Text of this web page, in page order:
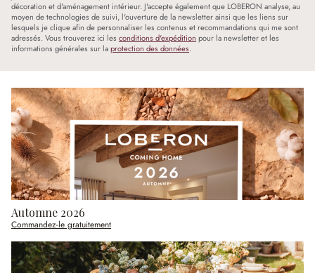
décoration et d'aménagement intérieur. J'accepte également que LOBERON analyse, au
moyen de technologies de suivi, l'ouverture de la newsletter ainsi que les liens sur
lesquels je clique afin de personnaliser les contenus et recommandations qui me sont
adressés. Vous trouverez ici les conditions d'expédition pour la newsletter et les
informations générales sur laprotection des données.
Automne 2026
Commandez-le gratuitement